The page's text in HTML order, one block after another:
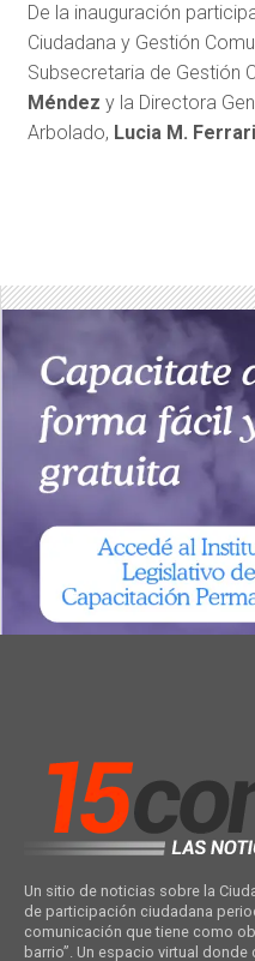
De la inauguración
Ciudadana y Gestión
Subsecretaria de Gestión
Méndez y la Directora
Arbolado, Lucia M. Ferrari
Un sitio de noticias sobre la
de participación ciudadana
comunicación que tiene como
barrio”. Un espacio virtual